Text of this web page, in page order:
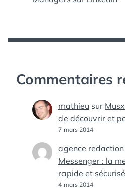
Commentaires
mathieu sur
de découvrir et
7 mars 2014
agence
Messenger : la
rapide et
4 mars 2014